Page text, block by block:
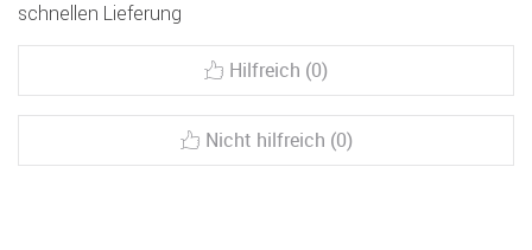
schnellen Lieferung
Hilfreich (0)
Nicht hilfreich (0)